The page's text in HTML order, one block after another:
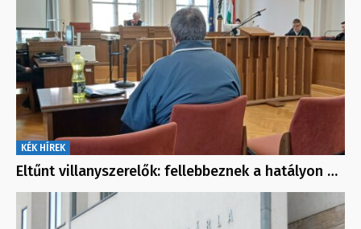
KÉK HÍREK
Eltűnt villanyszerelők: fellebbeznek a hatályon …